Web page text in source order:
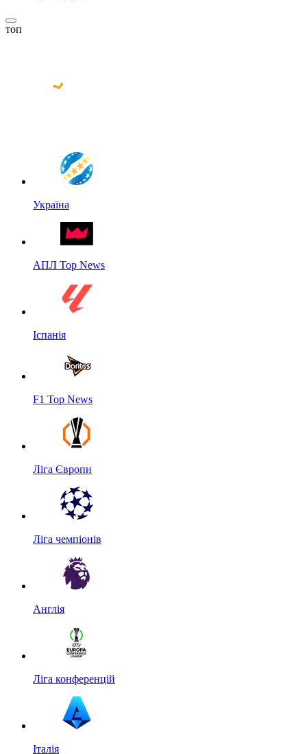
топ
Україна
АПЛ Top News
Іспанія
F1 Top News
Ліга Європи
Ліга чемпіонів
Англія
Ліга конференцій
Італія